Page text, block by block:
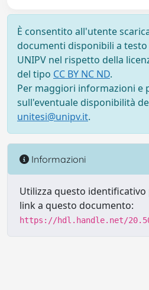
È consentito all'utente
documenti disponibili a testo
UNIPV nel rispetto della
del tipo CC BY NC ND.
Per maggiori informazioni e
sull'eventuale disponibilità
unitesi@unipv.it.
Informazioni
Utilizza questo
link a questo documento:
https://hdl.handle.net/